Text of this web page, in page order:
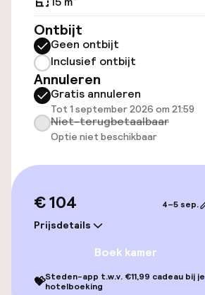
Fietsverhuur
Toegankelijkheid
Lift
Entertainment
Betaalde wifi
Terras
Ontbijt
Geen ontbijt
Inclusief ontbijt
Annuleren
Gratis annuleren
Tot 1 september 2026 om 21:59
Niet-terugbetaalbaar
Optie niet beschikbaar
€ 104
Prijsdetails
4–5 sep.
Boek kamer
💝Steden-app t.w.v. €11,99 cadeau bij je
hotelboeking